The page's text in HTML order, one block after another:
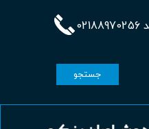
جستجو